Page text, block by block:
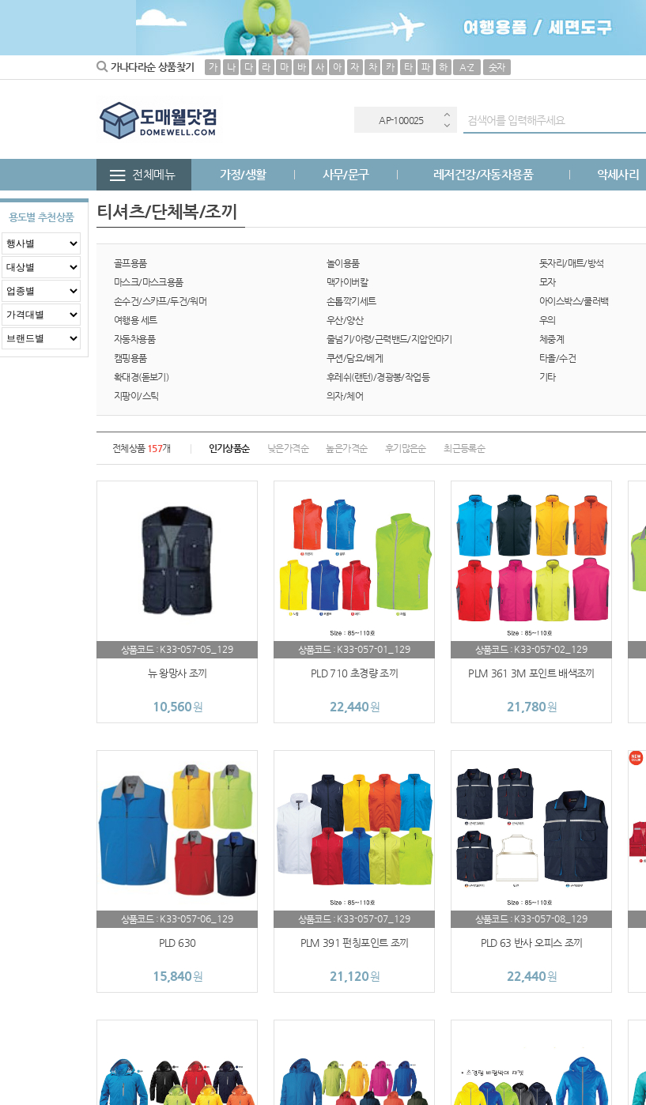
가나다라순 상품찾기 가 나 다 라 마 바 사 아 자 차 카 타 파 하 A-Z 숫자
AP-100033
AP-100025
AP-100040
AP-100026
AP-100114
AP-100036
시계
AP-100121
AP-100010
AP-100110
청소기
AP-100016
AP-100109
AP-100070
버블락
AP-100037
AP-100059
AP-100024
에코보틀
AP-100033
AP-100100
전체메뉴 가정/생활 사무/문구 레저건강/자동차용품 악세사리
용도별 추천상품 티셔츠/단체복/조끼
골프용품 놀이용품 돗자리/매트/방석
마스크/마스크용품
맥가이버칼 모자
손수건/스카프/두건/워머
손톱깍기세트 아이스박스/쿨러백
여행용 세트
우산/양산 우의
자동차용품
줄넘기/아령/근력밴드/지압안마기 체중계
캠핑용품
쿠션/담요/베게 타올/수건
확대경(돋보기)
후레쉬(랜턴)/경광봉/작업등 기타
지팡이/스틱
의자/체어
전체상품 157개 인기상품순 낮은가격순 높은가격순 후기많은순 최근등록순
상품코드 : K33-057-05_129
뉴 왕망사 조끼
10,560원
상품코드 : K33-057-01_129
PLD 710 초경량 조끼
22,440원
상품코드 : K33-057-02_129
PLM 361 3M 포인트 배색조끼
21,780원
상품코드 : K33-057-06_129
PLD 630
15,840원
상품코드 : K33-057-07_129
PLM 391 펀칭포인트 조끼
21,120원
상품코드 : K33-057-08_129
PLD 63 반사 오피스 조끼
22,440원